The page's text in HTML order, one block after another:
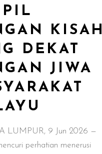
KISAH
DEKAT
JIWA
9 Jun 2026 —
perhatian menerusi